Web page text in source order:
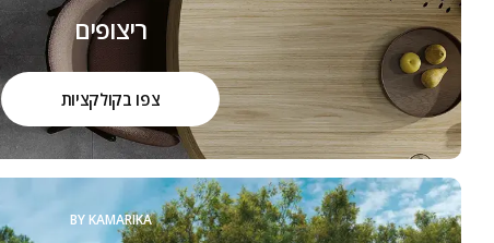
ריצופים
צפו בקולקציות
BY KAMARIKA